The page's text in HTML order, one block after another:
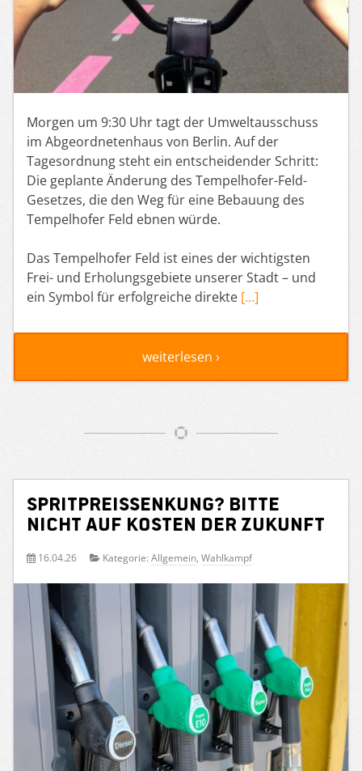
Morgen um 9:30 Uhr tagt der Umweltausschuss
im Abgeordnetenhaus von Berlin. Auf der
Tagesordnung steht ein entscheidender Schritt:
Die geplante Änderung des Tempelhofer-Feld-
Gesetzes, die den Weg für eine Bebauung des
Tempelhofer Feld ebnen würde.
Das Tempelhofer Feld ist eines der wichtigsten
Frei- und Erholungsgebiete unserer Stadt – und
ein Symbol für erfolgreiche direkte […]
weiterlesen ›
Spritpreissenkung? Bitte
nicht auf Kosten der Zukunft
16.04.26 Kategorie: Allgemein, Wahlkampf